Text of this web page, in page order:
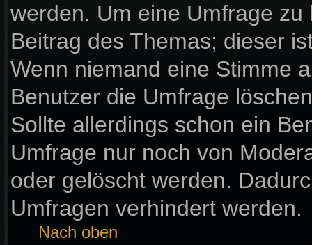
werden. Um eine Umfrage
Beitrag des Themas; dieser
Wenn niemand eine Stimme
Benutzer die Umfrage
Sollte allerdings schon ein
Umfrage nur noch von
oder gelöscht werden.
Umfragen verhindert werden.
Nach oben